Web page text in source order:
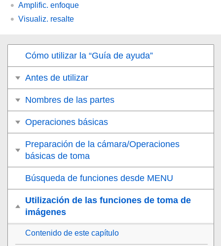
Amplific. enfoque
Visualiz. resalte
Cómo utilizar la “Guía de ayuda”
Antes de utilizar
Nombres de las partes
Operaciones básicas
Preparación de la cámara/Operaciones
básicas de toma
Búsqueda de funciones desde MENU
Utilización de las funciones de toma de
imágenes
Contenido de este capítulo